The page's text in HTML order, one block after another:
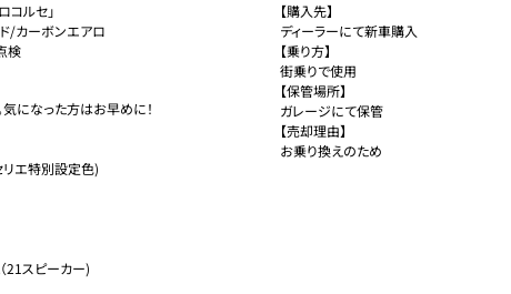
コルセ」
/カーボンエアロ
検
になった方はお早めに！
リエ特別設定色)
21スピーカー)
【購入先】
ディーラーにて新車購入
【乗り方】
街乗りで使用
【保管場所】
ガレージにて保管
【売却理由】
お乗り換えのため